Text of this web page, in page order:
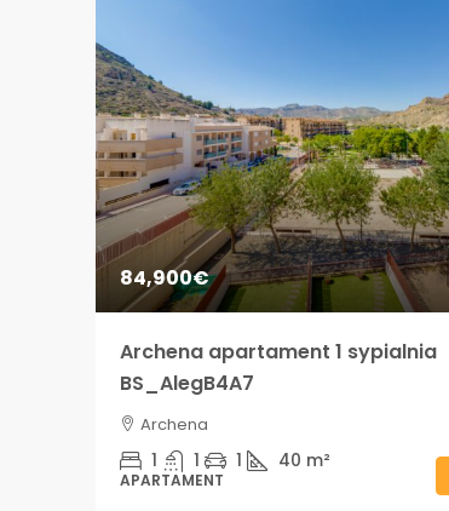
84,900€
Archena apartament 1 sypialnia
BS_AlegB4A7
Archena
1 1 1 40 m²
APARTAMENT